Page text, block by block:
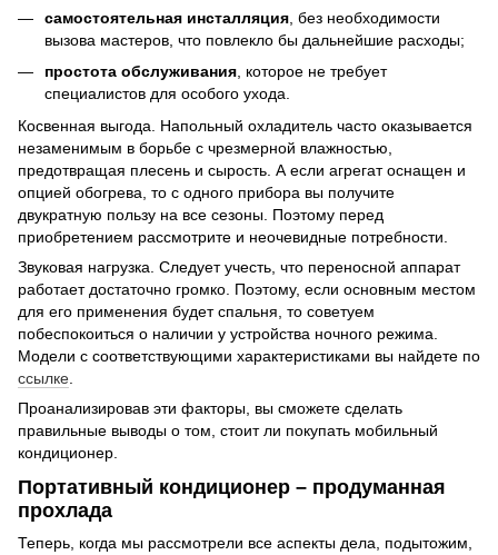
самостоятельная инсталляция , без необходимости
вызова мастеров, что повлекло бы дальнейшие расходы;
простота обслуживания, которое не требует
специалистов для особого ухода.
Косвенная выгода. Напольный охладитель часто оказывается
незаменимым в борьбе с чрезмерной влажностью,
предотвращая плесень и сырость. А если агрегат оснащен и
опцией обогрева, то с одного прибора вы получите
двукратную пользу на все сезоны. Поэтому перед
приобретением рассмотрите и неочевидные потребности.
Звуковая нагрузка. Следует учесть, что переносной аппарат
работает достаточно громко. Поэтому, если основным местом
для его применения будет спальня, то советуем
побеспокоиться о наличии у устройства ночного режима.
Модели с соответствующими характеристиками вы найдете по
ссылке
Проанализировав эти факторы, вы сможете сделать
правильные выводы о том, стоит ли покупать мобильный
кондиционер.
Портативный кондиционер – продуманная
прохлада
Теперь, когда мы рассмотрели все аспекты дела, подытожим,